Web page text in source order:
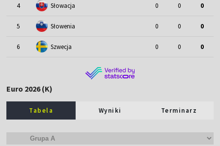
4 Słowacja 0 0 0
5 Słowenia 0 0 0
6 Szwecja 0 0 0
Euro 2026 (K)
Tabela Wyniki Terminarz